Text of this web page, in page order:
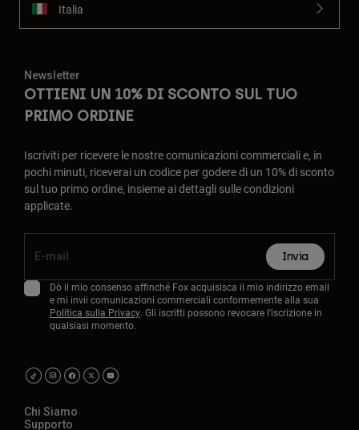
Italia
Newsletter
OTTIENI UN 10% DI SCONTO SUL TUO
PRIMO ORDINE
Iscriviti per ricevere le nostre comunicazioni commerciali e, in
pochi minuti, riceverai un codice per godere di un 10% di sconto
sul tuo primo ordine, insieme ai dettagli sulle condizioni
applicate.
Invia
Dò il mio consenso affinché Fox acquisisca il mio indirizzo email
e mi invii comunicazioni commerciali conformemente alla sua
Politica sulla Privacy. Gli iscritti possono revocare l'iscrizione in
qualsiasi momento.
Chi Siamo
Supporto